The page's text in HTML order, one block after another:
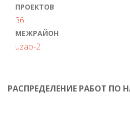
ПРОЕКТОВ
36
МЕЖРАЙОН
uzao-2
РАСПРЕДЕЛЕНИЕ РАБОТ ПО